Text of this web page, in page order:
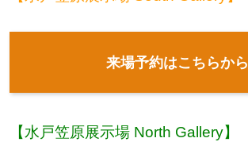
来場予約はこちらから
【水戸笠原展示場 North Gallery】